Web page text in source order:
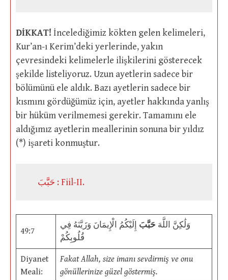
DİKKAT! İncelediğimiz kökten gelen kelimeleri,
Kur’an-ı Kerim’deki yerlerinde, yakın
çevresindeki kelimelerle ilişkilerini gösterecek
şekilde listeliyoruz. Uzun ayetlerin sadece bir
bölümünü ele aldık. Bazı ayetlerin sadece bir
kısmını gördüğümüz için, ayetler hakkında yanlış
bir hüküm verilmemesi gerekir. Tamamını ele
aldığımız ayetlerin meallerinin sonuna bir yıldız
(*) işareti konmuştur.
حَبَّبَ : Fiil-II.
49:7
وَلَٰكِنَّ اللَّهَ حَبَّبَ إِلَيْكُمُ الْإِيمَانَ وَزَيَّنَهُ فِي
قُلُوبِكُمْ
Diyanet
Meali:
Fakat Allah, size imanı sevdirmiş ve onu
gönüllerinize güzel göstermiş.